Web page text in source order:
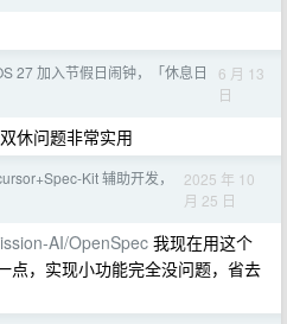
27 加入节假日闹钟，「休息日
6 月 13
日
休问题非常实用
Kit 辅助开发，
2025 年 10
月 25 日
AI/OpenSpec 我现在用这个
点，实现小功能完全没问题，省去